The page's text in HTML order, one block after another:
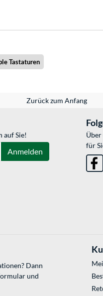
Tastaturen
Zurück zum Anfang
auf Sie!
Anmelden
für
Dann
und